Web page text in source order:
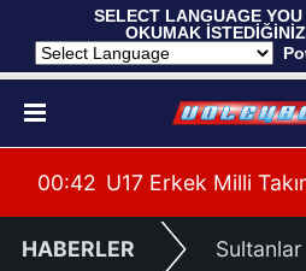
SELECT LANGUAGE
OKUMAK
Etti
00:42 U17 Erkek Milli
HABERLER